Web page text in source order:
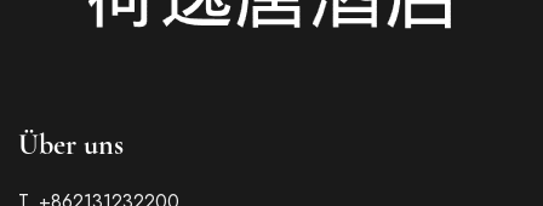
Über uns